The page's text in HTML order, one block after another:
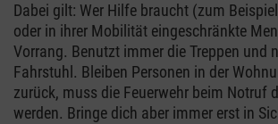
Dabei gilt: Wer Hilfe braucht (zum
oder in ihrer Mobilität eingeschränkte
Vorrang. Benutzt immer die Treppen und
Fahrstuhl. Bleiben Personen in der
zurück, muss die Feuerwehr beim Notruf
werden. Bringe dich aber immer erst in